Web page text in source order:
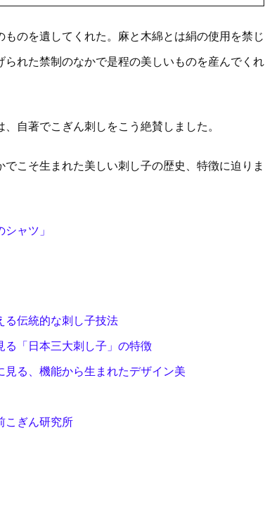
ものを遺してくれた。麻と木綿とは絹の使用を禁じ
れた禁制のなかで是程の美しいものを産んでくれ
自著でこぎん刺しをこう絶賛しました。
こそ生まれた美しい刺し子の歴史、特徴に迫りま
ャツ」
る伝統的な刺し子技法
る「日本三大刺し子」の特徴
見る、機能から生まれたデザイン美
こぎん研究所